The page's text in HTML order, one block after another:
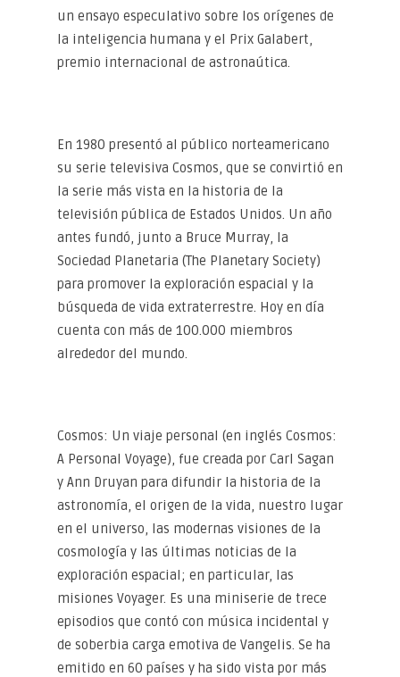
un ensayo especulativo sobre los orígenes de
la inteligencia humana y el Prix Galabert,
premio internacional de astronaútica.
En 1980 presentó al público norteamericano
su serie televisiva Cosmos, que se convirtió en
la serie más vista en la historia de la
televisión pública de Estados Unidos. Un año
antes fundó, junto a Bruce Murray, la
Sociedad Planetaria (The Planetary Society)
para promover la exploración espacial y la
búsqueda de vida extraterrestre. Hoy en día
cuenta con más de 100.000 miembros
alrededor del mundo.
Cosmos: Un viaje personal (en inglés Cosmos:
A Personal Voyage), fue creada por Carl Sagan
y Ann Druyan para difundir la historia de la
astronomía, el origen de la vida, nuestro lugar
en el universo, las modernas visiones de la
cosmología y las últimas noticias de la
exploración espacial; en particular, las
misiones Voyager. Es una miniserie de trece
episodios que contó con música incidental y
de soberbia carga emotiva de Vangelis. Se ha
emitido en 60 países y ha sido vista por más